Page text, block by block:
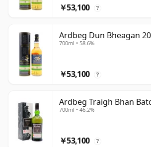
￥53,100 ?
Ardbeg Dun Bheagan
700ml • 58.6%
￥53,100 ?
Ardbeg Traigh Bhan
700ml • 46.2%
￥53,100 ?